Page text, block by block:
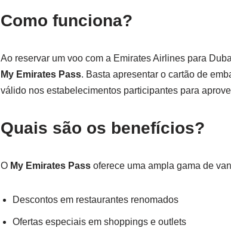
Como funciona?
Ao reservar um voo com a Emirates Airlines para
My Emirates Pass. Basta apresentar o cartão de
válido nos estabelecimentos participantes para
Quais são os benefícios?
O My Emirates Passoferece uma ampla gama de
Descontos em restaurantes renomados
Ofertas especiais em shoppings e outlets